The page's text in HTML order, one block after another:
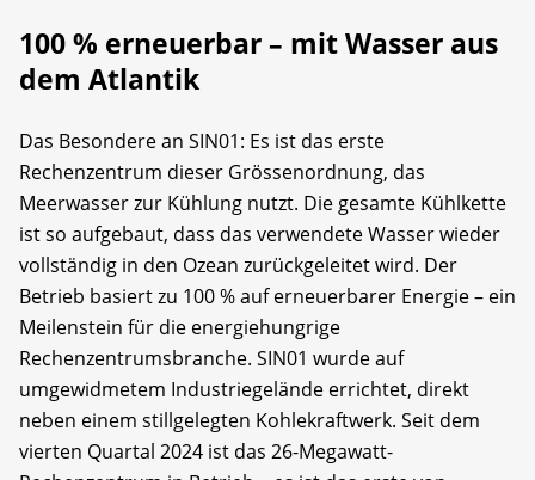
100 % erneuerbar – mit Wasser aus
dem Atlantik
Das Besondere an SIN01: Es ist das erste
Rechenzentrum dieser Grössenordnung, das
Meerwasser zur Kühlung nutzt. Die gesamte Kühlkette
ist so aufgebaut, dass das verwendete Wasser wieder
vollständig in den Ozean zurückgeleitet wird. Der
Betrieb basiert zu 100 % auf erneuerbarer Energie – ein
Meilenstein für die energiehungrige
Rechenzentrumsbranche. SIN01 wurde auf
umgewidmetem Industriegelände errichtet, direkt
neben einem stillgelegten Kohlekraftwerk. Seit dem
vierten Quartal 2024 ist das 26-Megawatt-